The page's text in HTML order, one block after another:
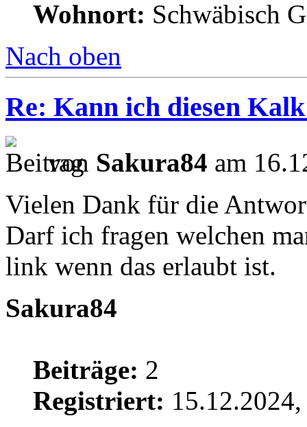
Wohnort: Schwäbisch
Nach oben
Re: Kann ich diesen
von Sakura84 am
Vielen Dank für die
Darf ich fragen welchen
link wenn das erlaubt ist.
Sakura84
Beiträge: 2
Registriert: